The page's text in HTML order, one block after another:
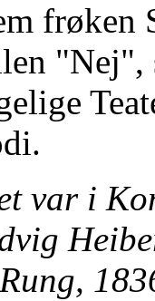
frøken
"Nej",
var i